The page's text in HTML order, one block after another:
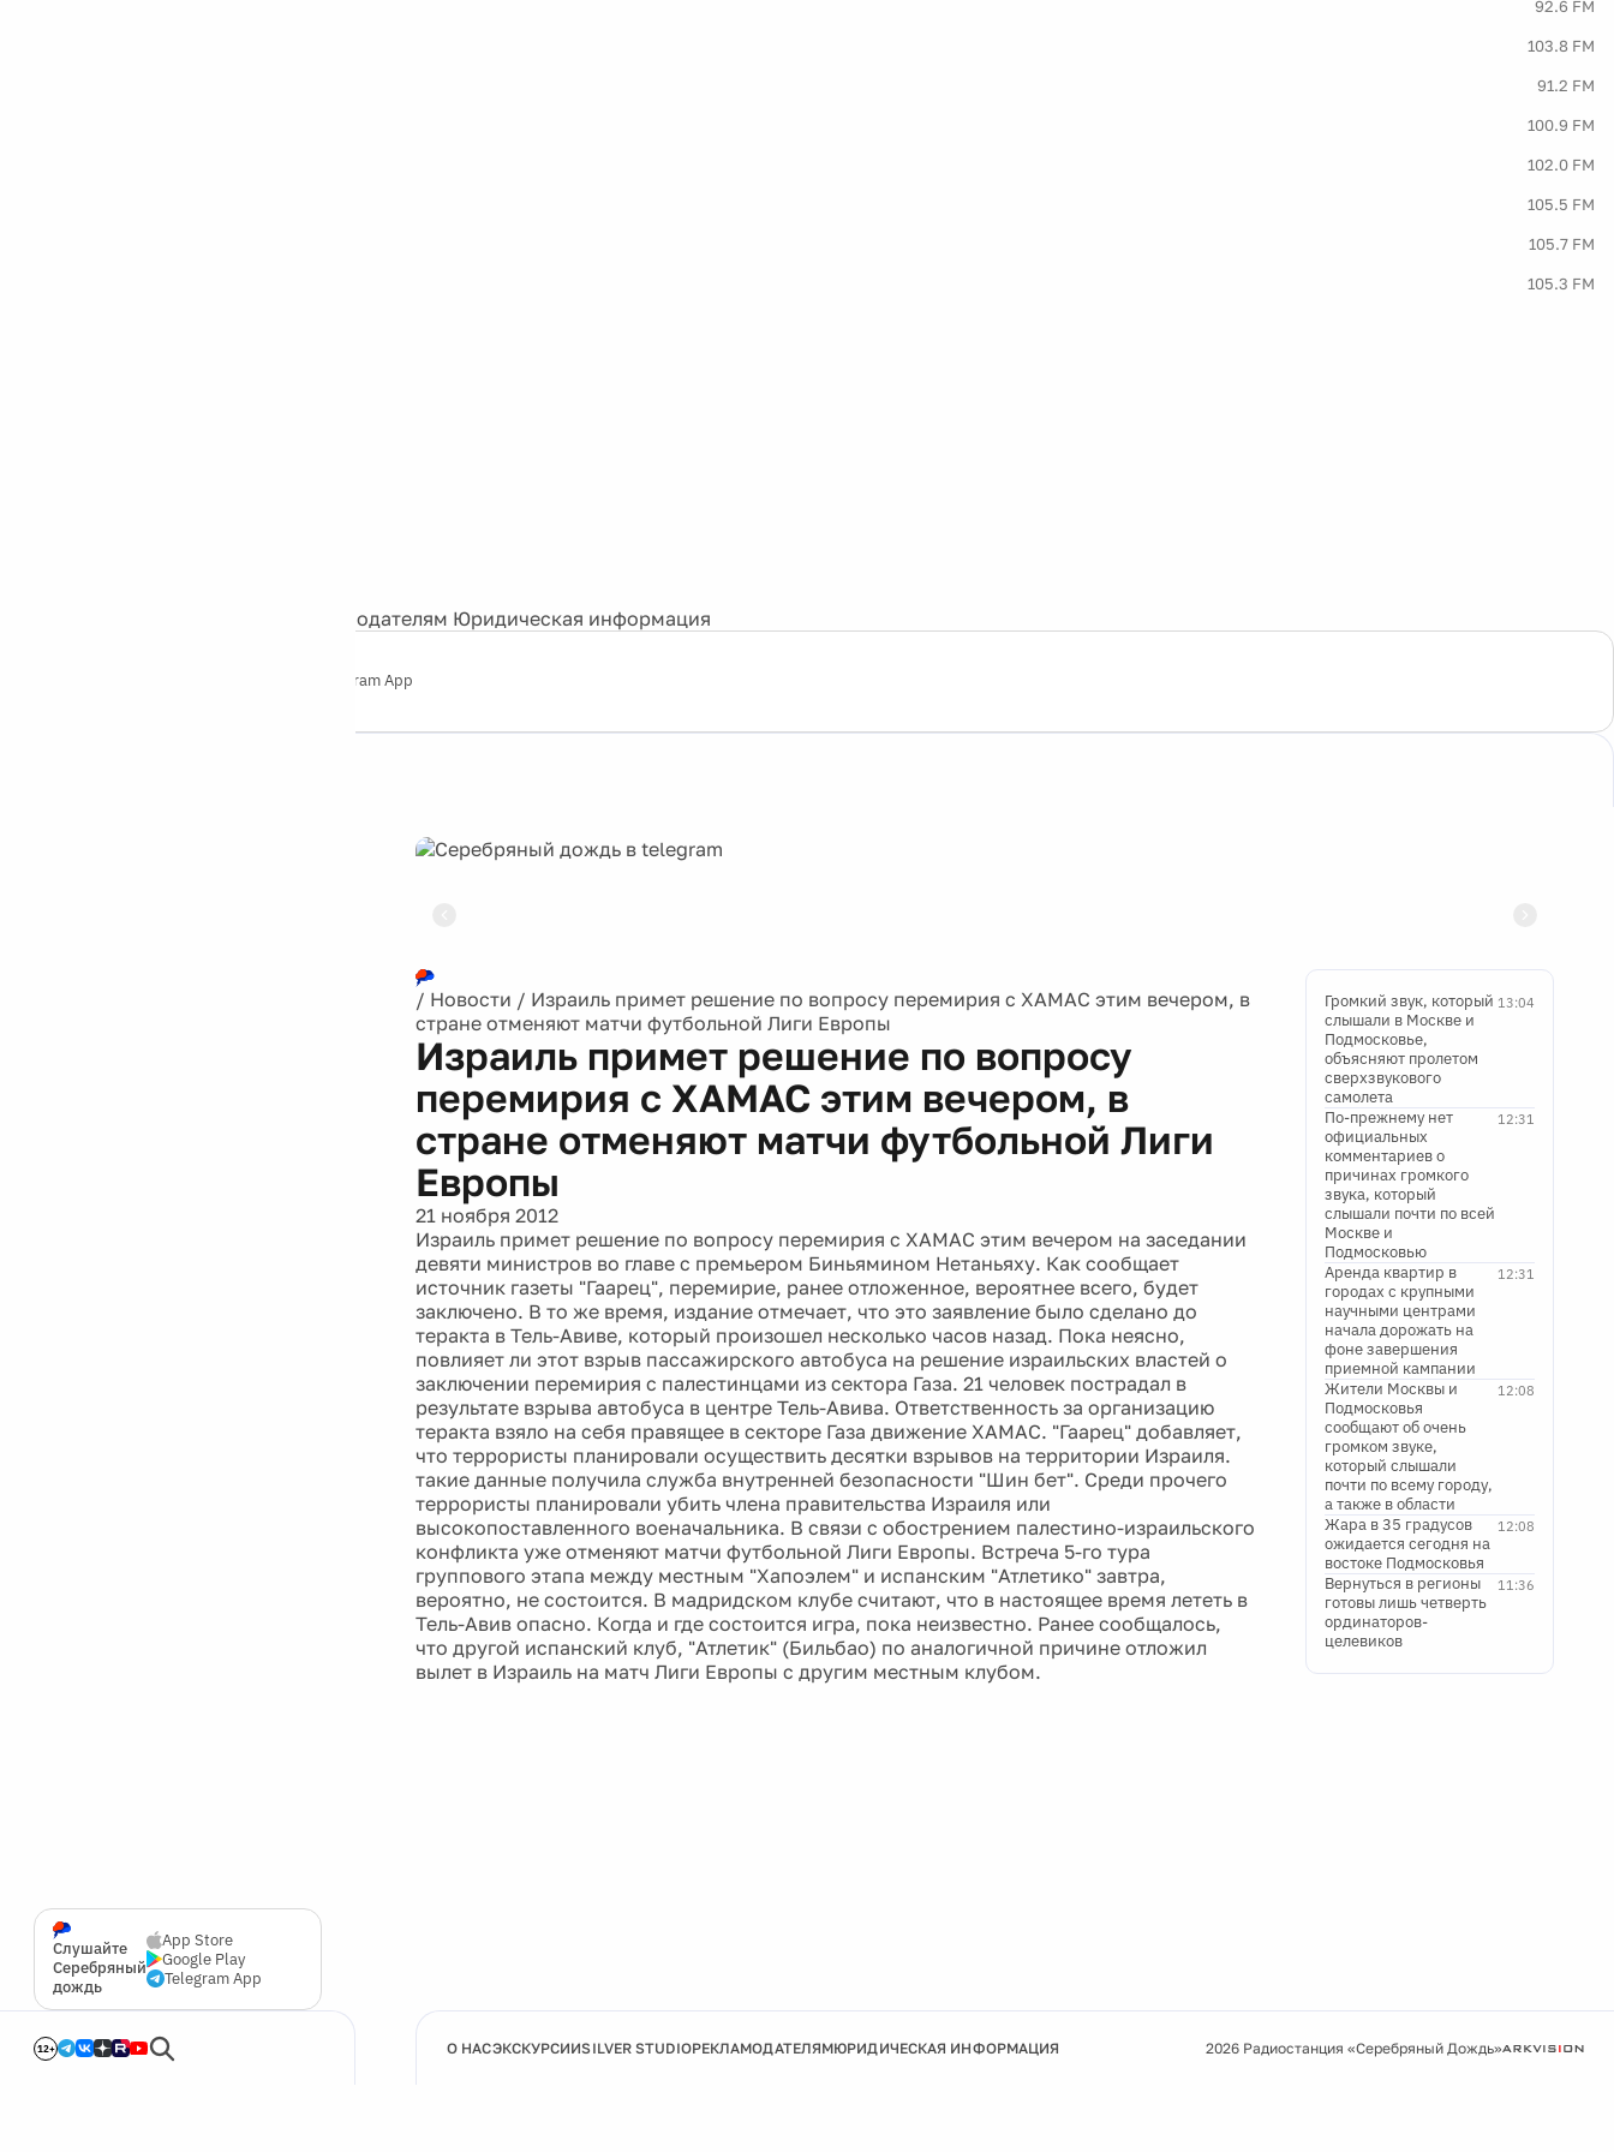
92.6 FM
103.8 FM
91.2 FM
100.9 FM
102.0 FM
105.5 FM
105.7 FM
105.3 FM
Рекламодателям Юридическая информация
Telegram App
Слушайте
Серебряный
дождь
App Store
Google Play
Telegram App
12+
/ Новости / Израиль примет решение по вопросу перемирия с ХАМАС этим вечером, в
стране отменяют матчи футбольной Лиги Европы
Израиль примет решение по вопросу
перемирия с ХАМАС этим вечером, в
стране отменяют матчи футбольной Лиги
Европы
21 ноября 2012
Израиль примет решение по вопросу перемирия с ХАМАС этим вечером на заседании
девяти министров во главе с премьером Биньямином Нетаньяху. Как сообщает
источник газеты "Гаарец", перемирие, ранее отложенное, вероятнее всего, будет
заключено. В то же время, издание отмечает, что это заявление было сделано до
теракта в Тель-Авиве, который произошел несколько часов назад. Пока неясно,
повлияет ли этот взрыв пассажирского автобуса на решение израильских властей о
заключении перемирия с палестинцами из сектора Газа. 21 человек пострадал в
результате взрыва автобуса в центре Тель-Авива. Ответственность за организацию
теракта взяло на себя правящее в секторе Газа движение ХАМАС. "Гаарец" добавляет,
что террористы планировали осуществить десятки взрывов на территории Израиля.
такие данные получила служба внутренней безопасности "Шин бет". Среди прочего
террористы планировали убить члена правительства Израиля или
высокопоставленного военачальника. В связи с обострением палестино-израильского
конфликта уже отменяют матчи футбольной Лиги Европы. Встреча 5-го тура
группового этапа между местным "Хапоэлем" и испанским "Атлетико" завтра,
вероятно, не состоится. В мадридском клубе считают, что в настоящее время лететь в
Тель-Авив опасно. Когда и где состоится игра, пока неизвестно. Ранее сообщалось,
что другой испанский клуб, "Атлетик" (Бильбао) по аналогичной причине отложил
вылет в Израиль на матч Лиги Европы с другим местным клубом.
13:04
Громкий звук, который
слышали в Москве и
Подмосковье,
объясняют пролетом
сверхзвукового
самолета
12:31
По-прежнему нет
официальных
комментариев о
причинах громкого
звука, который
слышали почти по всей
Москве и
Подмосковью
12:31
Аренда квартир в
городах с крупными
научными центрами
начала дорожать на
фоне завершения
приемной кампании
12:08
Жители Москвы и
Подмосковья
сообщают об очень
громком звуке,
который слышали
почти по всему городу,
а также в области
12:08
Жара в 35 градусов
ожидается сегодня на
востоке Подмосковья
11:36
Вернуться в регионы
готовы лишь четверть
ординаторов-
целевиков
О НАСЭКСКУРСИИSILVER STUDIOРЕКЛАМОДАТЕЛЯМЮРИДИЧЕСКАЯ ИНФОРМАЦИЯ 2026 Радиостанция «Серебряный Дождь»